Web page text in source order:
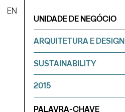
EN
UNIDADE DE NEGÓCIO
ARQUITETURA E DESIGN
SUSTAINABILITY
2015